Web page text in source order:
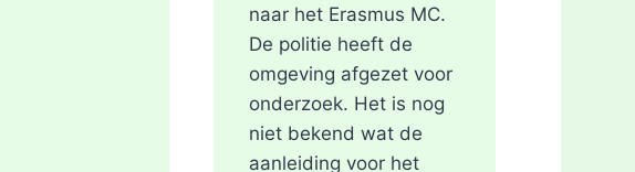
naar het Erasmus MC.
De politie heeft de
omgeving afgezet voor
onderzoek. Het is nog
niet bekend wat de
aanleiding voor het